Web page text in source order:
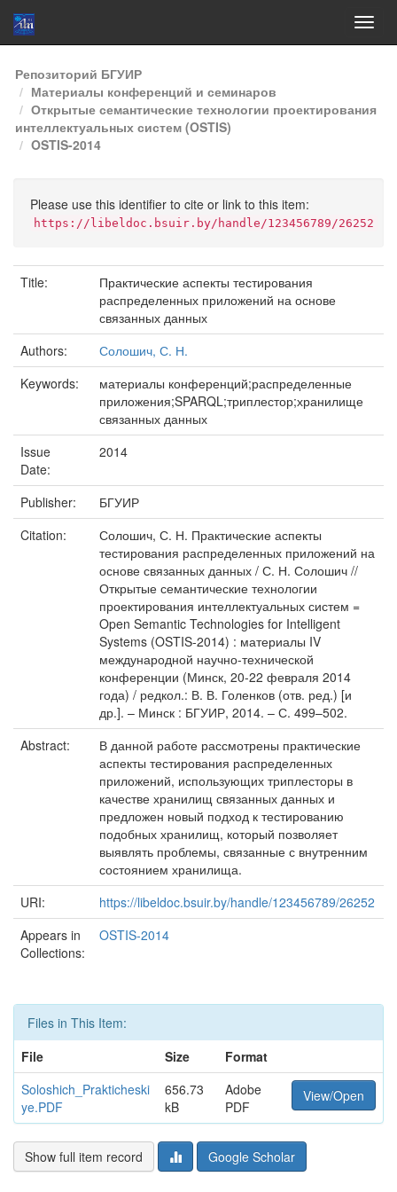
Skip
navigation
Репозиторий БГУИР
Материалы конференций и семинаров
Открытые семантические технологии проектирования
интеллектуальных систем (OSTIS)
OSTIS-2014
Please use this identifier to cite or link to this item:
https://libeldoc.bsuir.by/handle/123456789/26252
Title:
Практические аспекты тестирования
распределенных приложений на основе
связанных данных
Authors:
Солошич, С. Н.
Keywords:
материалы конференций;распределенные
приложения;SPARQL;триплестор;хранилище
связанных данных
Issue
Date:
2014
Publisher:
БГУИР
Citation:
Солошич, С. Н. Практические аспекты
тестирования распределенных приложений на
основе связанных данных / С. Н. Солошич //
Открытые семантические технологии
проектирования интеллектуальных систем =
Open Semantic Technologies for Intelligent
Systems (OSTIS-2014) : материалы IV
международной научно-технической
конференции (Минск, 20-22 февраля 2014
года) / редкол.: В. В. Голенков (отв. ред.) [и
др.]. – Минск : БГУИР, 2014. – С. 499–502.
Abstract:
В данной работе рассмотрены практические
аспекты тестирования распределенных
приложений, использующих триплесторы в
качестве хранилищ связанных данных и
предложен новый подход к тестированию
подобных хранилищ, который позволяет
выявлять проблемы, связанные с внутренним
состоянием хранилища.
URI:
https://libeldoc.bsuir.by/handle/123456789/26252
Appears in
Collections:
OSTIS-2014
Files in This Item:
File
Size
Format
Soloshich_Prakticheski
ye.PDF
656.73
kB
Adobe
PDF
View/Open
Show full item record Google Scholar